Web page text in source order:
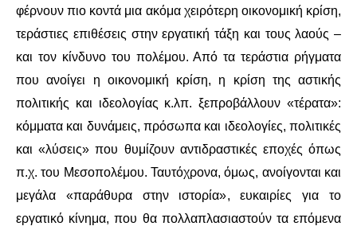
φέρνουν πιο κοντά μια ακόμα χειρότερη οικονομική κρίση,
τεράστιες επιθέσεις στην εργατική τάξη και τους λαούς –
και τον κίνδυνο του πολέμου. Από τα τεράστια ρήγματα
που ανοίγει η οικονομική κρίση, η κρίση της αστικής
πολιτικής και ιδεολογίας κ.λπ. ξεπροβάλλουν «τέρατα»:
κόμματα και δυνάμεις, πρόσωπα και ιδεολογίες, πολιτικές
και «λύσεις» που θυμίζουν αντιδραστικές εποχές όπως
π.χ. του Μεσοπολέμου. Ταυτόχρονα, όμως, ανοίγονται και
μεγάλα «παράθυρα στην ιστορία», ευκαιρίες για το
εργατικό κίνημα, που θα πολλαπλασιαστούν τα επόμενα